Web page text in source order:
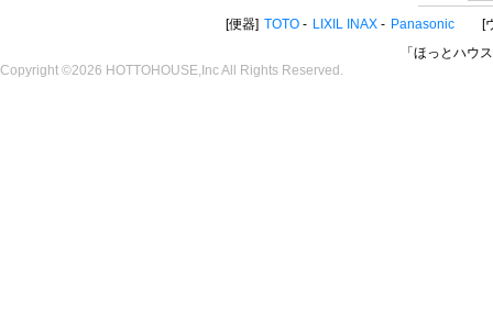
便器 TOTO LIXIL INAX Panasonic
「ほっとハウ
Copyright ©2026 HOTTOHOUSE,Inc All Rights Reserved.